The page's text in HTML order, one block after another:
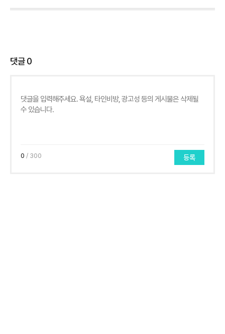
댓글0
0 / 300 등록